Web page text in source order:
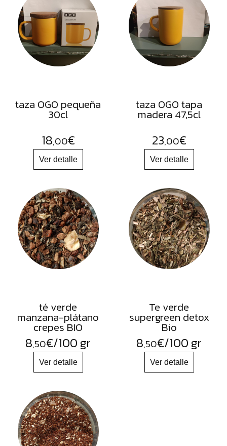
FRUTOS
SECOS
SAL
HIERBAS
HARINAS
FLORES
PRODUCTOS
ACCESORIOS
ALIMENTOS
DESHIDRATADOS
taza OGO pequeña
30cl
18,00€
taza OGO tapa
madera 47,5cl
23,00€
té verde
manzana-plátano
crepes BIO
8,50€/100 gr
Te verde
supergreen detox
Bio
8,50€/100 gr